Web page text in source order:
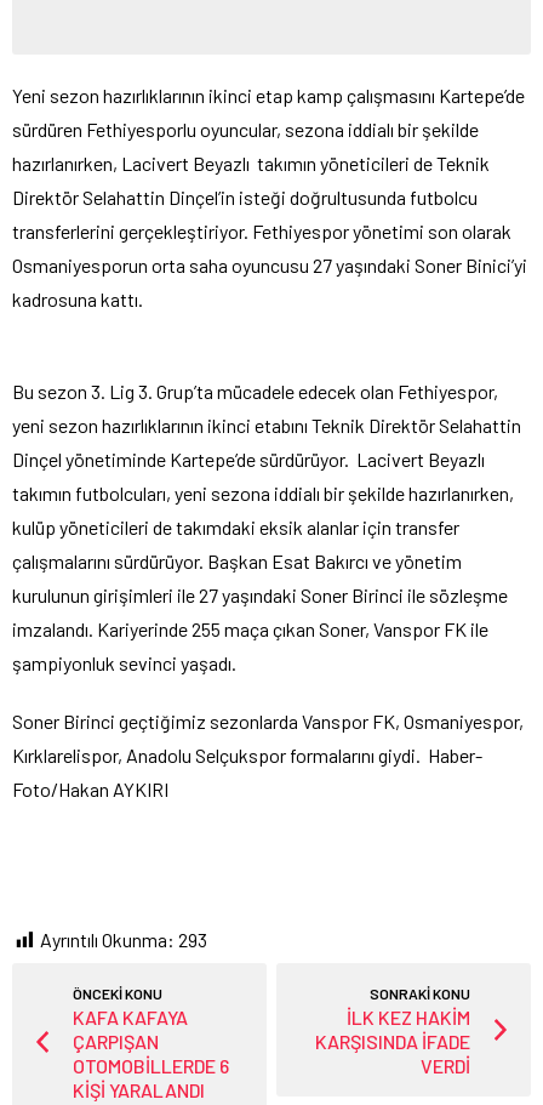
Yeni sezon hazırlıklarının ikinci etap kamp çalışmasını Kartepe’de
sürdüren Fethiyesporlu oyuncular, sezona iddialı bir şekilde
hazırlanırken, Lacivert Beyazlı takımın yöneticileri de Teknik
Direktör Selahattin Dinçel’in isteği doğrultusunda futbolcu
transferlerini gerçekleştiriyor. Fethiyespor yönetimi son olarak
Osmaniyesporun orta saha oyuncusu 27 yaşındaki Soner Binici’yi
kadrosuna kattı.
Bu sezon 3. Lig 3. Grup’ta mücadele edecek olan Fethiyespor,
yeni sezon hazırlıklarının ikinci etabını Teknik Direktör Selahattin
Dinçel yönetiminde Kartepe’de sürdürüyor. Lacivert Beyazlı
takımın futbolcuları, yeni sezona iddialı bir şekilde hazırlanırken,
kulüp yöneticileri de takımdaki eksik alanlar için transfer
çalışmalarını sürdürüyor. Başkan Esat Bakırcı ve yönetim
kurulunun girişimleri ile 27 yaşındaki Soner Birinci ile sözleşme
imzalandı. Kariyerinde 255 maça çıkan Soner, Vanspor FK ile
şampiyonluk sevinci yaşadı.
Soner Birinci geçtiğimiz sezonlarda Vanspor FK, Osmaniyespor,
Kırklarelispor, Anadolu Selçukspor formalarını giydi. Haber-
Foto/Hakan AYKIRI
Ayrıntılı Okunma: 293
ÖNCEKİ KONU
KAFA KAFAYA
ÇARPIŞAN
OTOMOBİLLERDE 6
KİŞİ YARALANDI
SONRAKİ KONU
İLK KEZ HAKİM
KARŞISINDA İFADE
VERDİ